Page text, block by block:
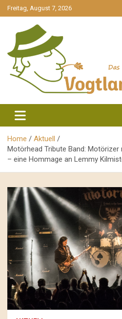
gehe
zum
Freitag, August 7, 2026
Home
Aktuell
Motörhead Tribute Band:
– eine Hommage an Lemmy